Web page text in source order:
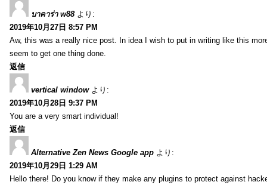
บาคาร่า w88 より:
2019年10月27日 8:57 PM
Aw, this was a really nice post. In idea I wish to put in writing like this
seem to get one thing done.
返信
vertical window より:
2019年10月28日 9:37 PM
You are a very smart individual!
返信
Alternative Zen News Google app より:
2019年10月29日 1:29 AM
Hello there! Do you know if they make any plugins to protect against